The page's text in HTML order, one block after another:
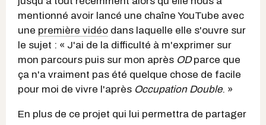
mentionné avoir lancé une chaîne YouTube avec
une première vidéo dans laquelle elle s'ouvre sur
le sujet : « J'ai de la difficulté à m'exprimer sur
mon parcours puis sur mon après ODparce que
ça n'a vraiment pas été quelque chose de facile
pour moi de vivre l'après Occupation Double. »
En plus de ce projet qui lui permettra de partager